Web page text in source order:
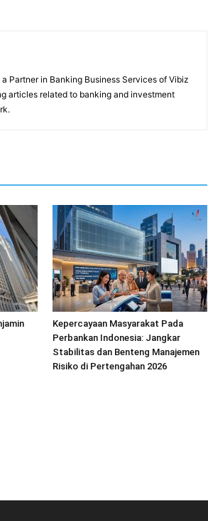
Partner in Banking Business Services of Vibiz
articles related to banking and investment
Kepercayaan Masyarakat Pada
Perbankan Indonesia: Jangkar
Stabilitas dan Benteng Manajemen
Risiko di Pertengahan 2026